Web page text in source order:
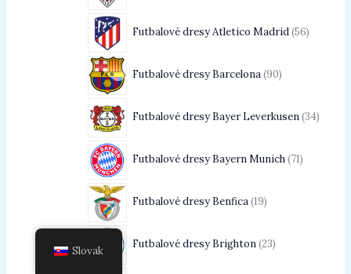
Futbalové dresy Atletico Madrid 56
Futbalové dresy Barcelona 90
Futbalové dresy Bayer Leverkusen 34
Futbalové dresy Bayern Munich 71
Futbalové dresy Benfica 19
Futbalové dresy Brighton 23
Slovak